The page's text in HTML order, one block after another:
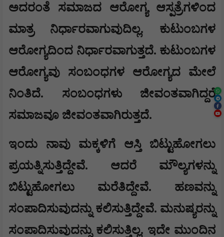
ಅದರಂತೆ ಸಮಾಜದ ಆರೋಗ್ಯ ಆಸ್ಪತ್ರೆಗಳಿಂದ
ಮಾತ್ರ ನಿರ್ಧಾರವಾಗುವುದಿಲ್ಲ. ಕುಟುಂಬಗಳ
ಆರೋಗ್ಯದಿಂದ ನಿರ್ಧಾರವಾಗುತ್ತದೆ. ಕುಟುಂಬಗಳ
ಆರೋಗ್ಯವು ಸಂಬಂಧಗಳ ಆರೋಗ್ಯದ ಮೇಲೆ
ನಿಂತಿದೆ. ಸಂಬಂಧಗಳು ಜೀವಂತವಾಗಿದ್ದರೆ
ಸಮಾಜವೂ ಜೀವಂತವಾಗಿರುತ್ತದೆ.
ಇಂದು ನಾವು ಮಕ್ಕಳಿಗೆ ಆಸ್ತಿ ಬಿಟ್ಟುಹೋಗಲು
ಪ್ರಯತ್ನಿಸುತ್ತಿದ್ದೇವೆ. ಆದರೆ ಮೌಲ್ಯಗಳನ್ನು
ಬಿಟ್ಟುಹೋಗಲು ಮರೆತಿದ್ದೇವೆ. ಹಣವನ್ನು
ಸಂಪಾದಿಸುವುದನ್ನು ಕಲಿಸುತ್ತಿದ್ದೇವೆ. ಮನುಷ್ಯರನ್ನು
ಸಂಪಾದಿಸುವುದನ್ನು ಕಲಿಸುತ್ತಿಲ್ಲ. ಇದೇ ಮುಂದಿನ